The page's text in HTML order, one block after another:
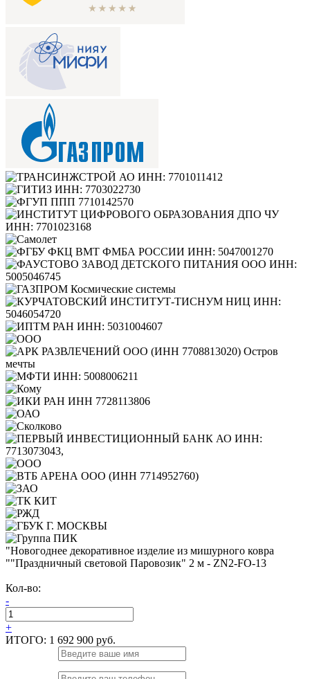
"Новогоднее декоративное изделие из мишурного ковра
""Праздничный световой Паровозик" 2 м - ZN2-FO-13
Кол-во:
-
+
ИТОГО: 1 692 900 руб.